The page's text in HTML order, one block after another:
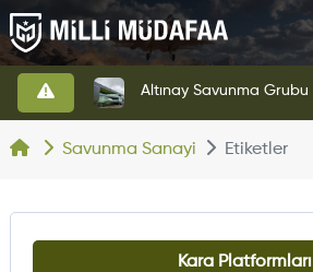
Savunma Sanayi Etiketler
Kara Platformları